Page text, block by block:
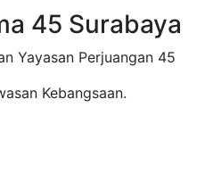
45 Surabaya
Yayasan Perjuangan 45
Kebangsaan.